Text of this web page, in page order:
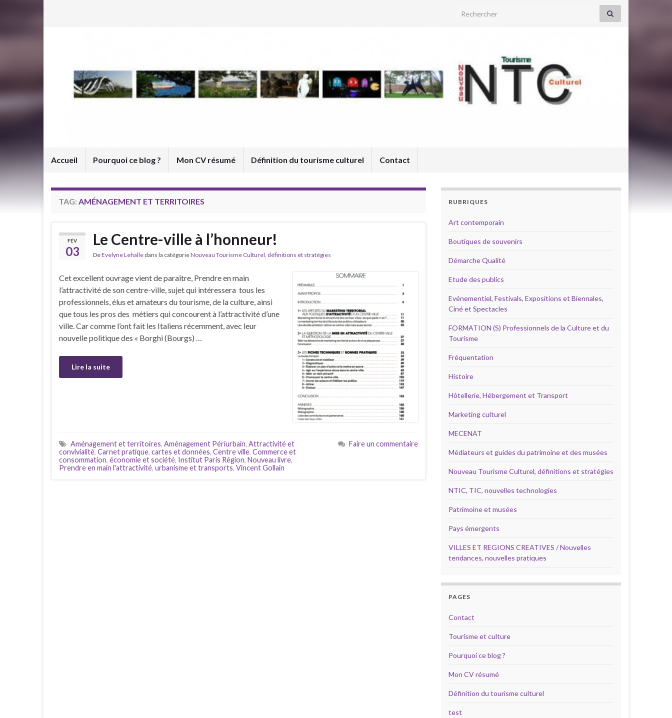
Search for:
Accueil Pourquoi ce blog ? Mon CV résumé Définition du tourisme culturel Contact
TAG: AMÉNAGEMENT ET TERRITOIRES
FÉV
03
Le Centre-ville à l’honneur!
DeEvelyne Lehalle dans la catégorieNouveau Tourisme Culturel, définitions et stratégies
Cet excellent ouvrage vient de paraître, Prendre en main
l’attractivité de son centre-ville, sujet qui intéressera tous les
professionnels, élus et amateurs du tourisme, de la culture, ainsi
que tous les pros des métiers qui concourent à l’attractivité d’une
ville. Car comme l’ont fait les Italiens récemment, avec leur
nouvelle politique des « Borghi (Bourgs) …
Lire la suite
Aménagement et territoires, Aménagement Périurbain, Attractivité et
convivialité, Carnet pratique, cartes et données, Centre ville, Commerce et
consommation, économie et société, Institut Paris Région, Nouveau livre,
Prendre en main l'attractivité, urbanisme et transports, Vincent Gollain
Faire un commentaire
RUBRIQUES
Art contemporain
Boutiques de souvenirs
Démarche Qualité
Etude des publics
Evénementiel, Festivals, Expositions et Biennales,
Ciné et Spectacles
FORMATION (S) Professionnels de la Culture et du
Tourisme
Fréquentation
Histoire
Hôtellerie, Hébergement et Transport
Marketing culturel
MECENAT
Médiateurs et guides du patrimoine et des musées
Nouveau Tourisme Culturel, définitions et stratégies
NTIC, TIC, nouvelles technologies
Patrimoine et musées
Pays émergents
VILLES ET REGIONS CREATIVES / Nouvelles
tendances, nouvelles pratiques
PAGES
Contact
Tourisme et culture
Pourquoi ce blog ?
Mon CV résumé
Définition du tourisme culturel
test